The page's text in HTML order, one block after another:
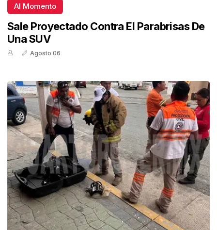
Al Momento
Sale Proyectado Contra El Parabrisas De
Una SUV
Agosto 06